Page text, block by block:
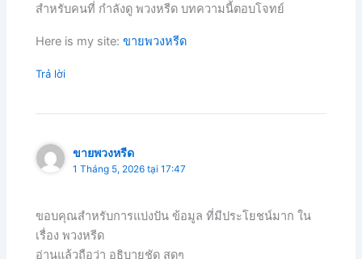
สำหรับคนที่ กำลังดู พวงหรีด บทความนี้ตอบโจทย์
Here is my site:ขายพวงหรีด
Trả lời
ขายพวงหรีด
1 Tháng 5, 2026 tại 17:47
ขอบคุณสำหรับการแบ่งปัน ข้อมูล ที่มีประโยชน์มาก ใน
เรื่อง พวงหรีด
อ่านแล้วถือว่า อธิบายชัด สุดๆ